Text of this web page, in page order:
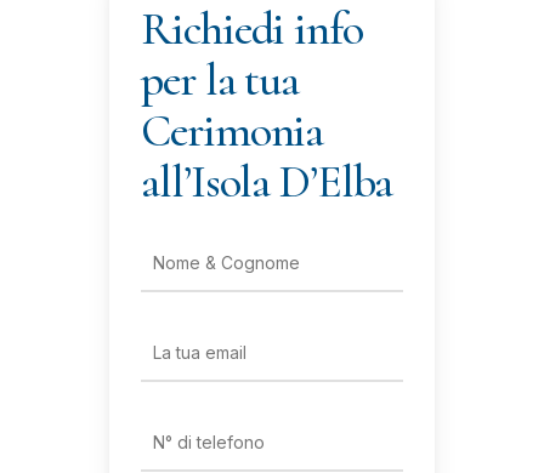
Richiedi info
per la tua
Cerimonia
all’Isola D’Elba